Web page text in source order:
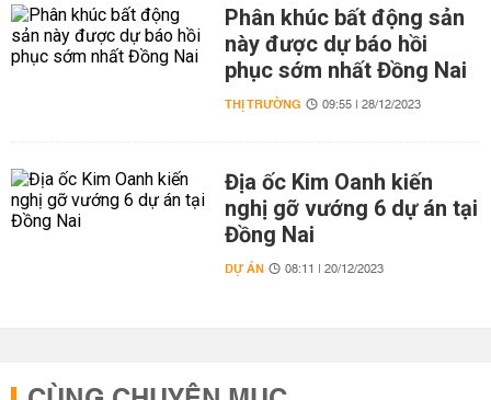
Phân khúc bất động sản
này được dự báo hồi
phục sớm nhất Đồng Nai
THỊ TRƯỜNG 09:55 | 28/12/2023
Địa ốc Kim Oanh kiến
nghị gỡ vướng 6 dự án tại
Đồng Nai
DỰ ÁN 08:11 | 20/12/2023